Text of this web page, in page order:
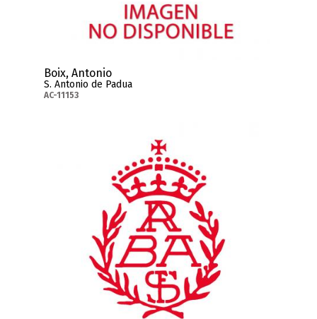
Boix, Antonio
S. Antonio de Padua
AC-11153